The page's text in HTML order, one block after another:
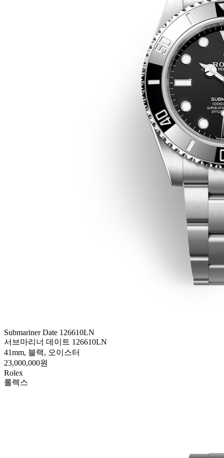
Submariner Date 126610LN
서브마리너 데이트 126610LN
41mm, 블랙, 오이스터
23,000,000원
Rolex
롤렉스